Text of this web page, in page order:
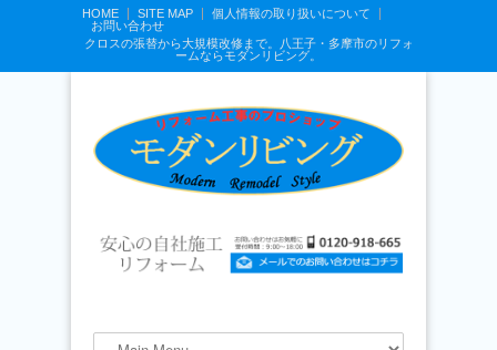
HOME SITE MAP
個人情報の取り扱いについて
お問い合わせ
クロスの張替から大規模改修まで。八王子・多摩市のリフォ
ームならモダンリビング。